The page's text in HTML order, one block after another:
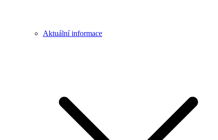
Aktuální informace